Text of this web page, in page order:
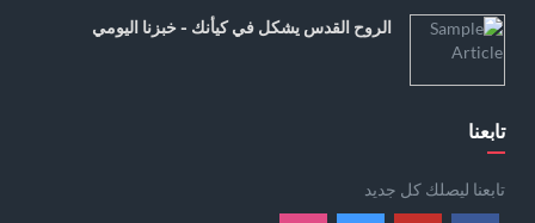
الروح القدس يشكل في كيأنك - خبزنا اليومي
تابعنا
تابعنا ليصلك كل جديد